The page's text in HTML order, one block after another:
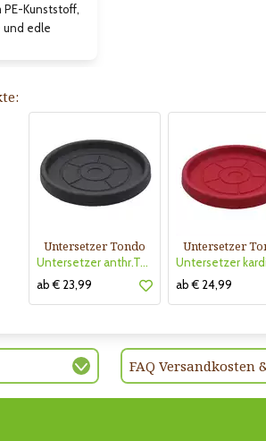
Kunststoff,
und edle
Untersetzer Tondo
Untersetzer anthr.Tondo TerraPl
ab € 23,99
Untersetzer
ab € 24,99
FAQ Versandkosten